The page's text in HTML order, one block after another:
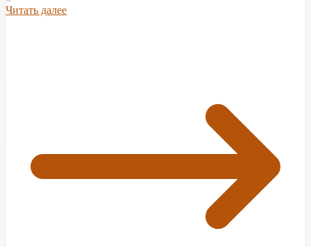
Читать далее